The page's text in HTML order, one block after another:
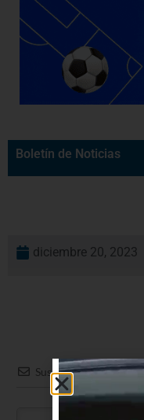
Boletín de Noticias
diciembre 20, 2023
Suscribir